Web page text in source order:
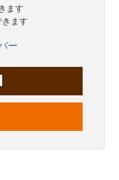
ます
きます
ー